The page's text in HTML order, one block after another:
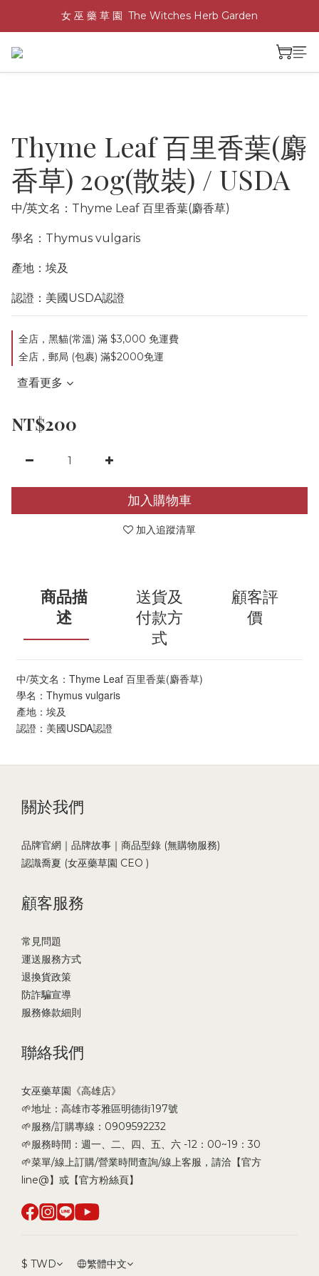
女 巫 藥 草 園  The Witches Herb Garden
Thyme Leaf 百里香葉(麝
香草) 20g(散裝) / USDA
中/英文名：Thyme Leaf 百里香葉(麝香草)
學名：Thymus vulgaris
產地：埃及
認證：美國USDA認證
全店，黑貓(常溫) 滿 $3,000 免運費
全店，郵局 (包裹) 滿$2000免運
查看更多
NT$200
加入購物車
加入追蹤清單
商品描
述
送貨及
付款方
式
顧客評
價
中/英文名：Thyme Leaf 百里香葉(麝香草)
學名：Thymus vulgaris
產地：埃及
認證：美國USDA認證
關於我們
品牌官網｜品牌故事｜商品型錄 (無購物服務)
認識喬夏 (女巫藥草園 CEO )
顧客服務
常見問題
運送服務方式
退換貨政策
防詐騙宣導
服務條款細則
聯絡我們
女巫藥草園《高雄店》
🌱地址：高雄市苓雅區明德街197號
🌱服務/訂購專線：0909592232
🌱服務時間：週一、二、四、五、六 -12：00~19：30
🌱菜單/線上訂購/營業時間查詢/線上客服，請洽【官方
line@】或【官方粉絲頁】
$ TWD 繁體中文